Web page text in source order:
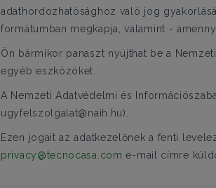
adathordozhatósághoz való jog
formátumban megkapja, valamint -
Ön bármikor panaszt nyújthat be a
egyéb eszközöket.
A Nemzeti Adatvédelmi és
ugyfelszolgalat@naih.hu).
Ezen jogait az adatkezelőnek a fenti
privacy@tecnocasa.com e-mail címre